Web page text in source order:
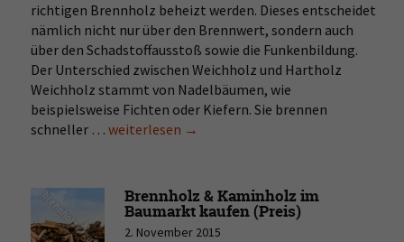
richtigen Brennholz beheizt werden. Dieses entscheidet
nämlich nicht nur über den Brennwert, sondern auch
über den Schadstoffausstoß sowie die Funkenbildung.
Der Unterschied zwischen Weichholz und Hartholz
Weichholz stammt von Nadelbäumen, wie
beispielsweise Fichten oder Kiefern. Sie brennen
schneller …Heizwert
Holzarten
weiterlesen →
Brennholz & Kaminholz im
Baumarkt kaufen (Preis)
2. November 2015